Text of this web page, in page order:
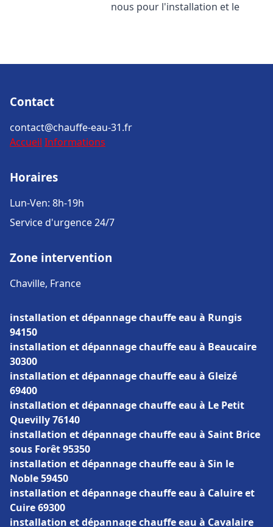
nous pour l'installation et le
Contact
contact@chauffe-eau-31.fr
Accueil Informations
Horaires
Lun-Ven: 8h-19h
Service d'urgence 24/7
Zone intervention
Chaville, France
installation et dépannage chauffe eau à Rungis
94150
installation et dépannage chauffe eau à Beaucaire
30300
installation et dépannage chauffe eau à Gleizé
69400
installation et dépannage chauffe eau à Le Petit
Quevilly 76140
installation et dépannage chauffe eau à Saint Brice
sous Forêt 95350
installation et dépannage chauffe eau à Sin le
Noble 59450
installation et dépannage chauffe eau à Caluire et
Cuire 69300
installation et dépannage chauffe eau à Cavalaire